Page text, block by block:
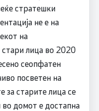
стратешки
не е на
на
стари лица во 2020
сеопфатен
посветен на
за старите лица се
во домот е достапна